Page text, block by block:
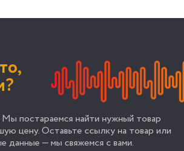
постараемся найти нужный товар
цену. Оставьте ссылку на товар или
данные — мы свяжемся с вами.